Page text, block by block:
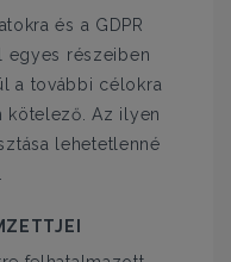
és a GDPR
egyes részeiben
a további célokra
kötelező. Az ilyen
lehetetlenné